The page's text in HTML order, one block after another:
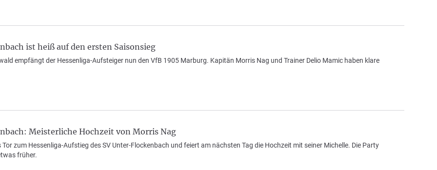
ist heiß auf den ersten Saisonsieg
empfängt der Hessenliga-Aufsteiger nun den VfB 1905 Marburg. Kapitän Morris Nag und Trainer Delio Mamic haben klare
Meisterliche Hochzeit von Morris Nag
zum Hessenliga-Aufstieg des SV Unter-Flockenbach und feiert am nächsten Tag die Hochzeit mit seiner Michelle. Die Party
früher.